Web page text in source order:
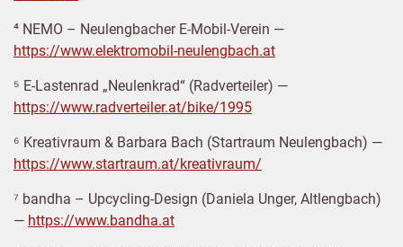
⁴ NEMO – Neulengbacher E-Mobil-Verein —
https://www.elektromobil-neulengbach.at
⁵ E-Lastenrad „Neulenkrad“ (Radverteiler) —
https://www.radverteiler.at/bike/1995
⁶ Kreativraum & Barbara Bach (Startraum Neulengbach) —
https://www.startraum.at/kreativraum/
⁷ bandha – Upcycling-Design (Daniela Unger, Altlengbach)
— https://www.bandha.at